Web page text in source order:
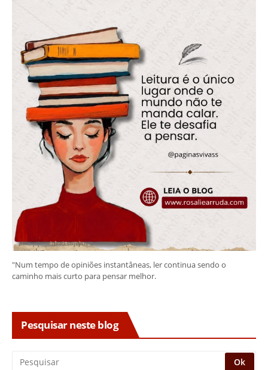
"Num tempo de opiniões instantâneas, ler continua sendo o
caminho mais curto para pensar melhor.
Pesquisar neste blog